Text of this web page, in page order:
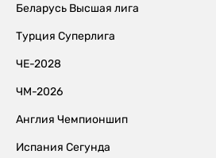
Беларусь Высшая лига
Турция Суперлига
ЧЕ-2028
ЧМ-2026
Англия Чемпионшип
Испания Сегунда